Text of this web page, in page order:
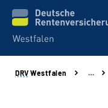
Kontakt und Beratung
DRV Westfalen …